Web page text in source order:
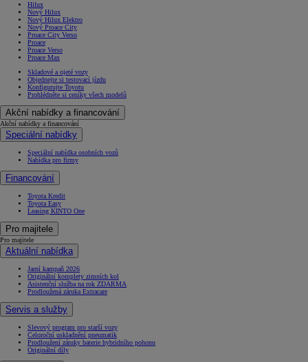
Hilux
Nový Hilux
Nový Hilux Elektro
Nový Proace City
Proace City Verso
Proace
Proace Verso
Proace Max
Skladové a ojeté vozy
Objednejte si testovací jízdu
Konfigurujte Toyotu
Prohlédněte si ceníky všech modelů
Akční nabídky a financování
Akční nabídky a financování
Speciální nabídky
Speciální nabídka osobních vozů
Nabídka pro firmy
Financování
Toyota Kredit
Toyota Easy
Leasing KINTO One
Pro majitele
Pro majitele
Aktuální nabídka
Jarní kampaň 2026
Originální komplety zimních kol
Asistenční služba na rok ZDARMA
Prodloužená záruka Extracare
Servis a služby
Slevový program pro starší vozy
Celoroční uskladnění pneumatik
Prodloužení záruky baterie hybridního pohonu
Originální díly